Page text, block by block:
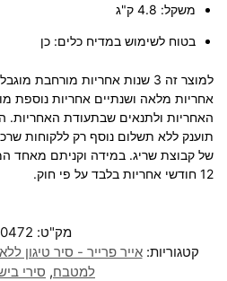
משקל: 4.8 ק"ג
בטוח לשימוש במדיח כלים: כן
למוצר זה 3 שנות אחריות
אחריות מלאה ושנתיים אחריות נוספת
האחריות ולתנאים שבתעודת האחריות.
תוענק ללא תשלום נוסף רק ללקוחות
של קבוצת שריג. במידה וקניתם מאחד
12 חודשי אחריות בלבד על פי חוק.
מק"ט:
קטגוריות:אייר פרייר - סיר טיגון
למטבח, סירי